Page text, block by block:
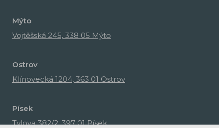
Mýto
Vojtěšská 245, 338 05 Mýto
Ostrov
Klínovecká 1204, 363 01 Ostrov
Písek
Tylova 382/2, 397 01 Písek